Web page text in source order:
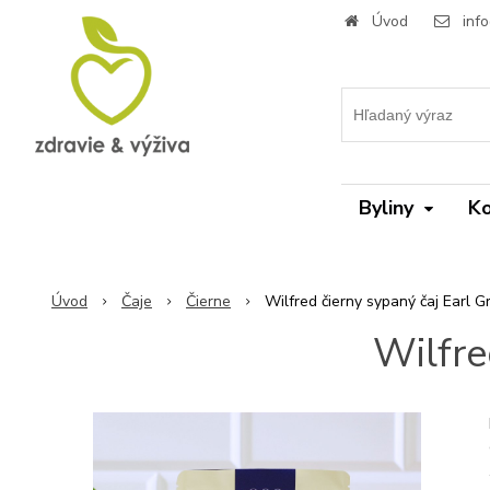
Úvod
Byliny
Úvod Čaje Čierne Wilfred čierny sypaný čaj Earl